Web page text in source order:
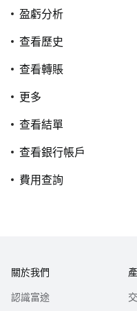
盈虧分析
查看歷史
查看轉賬
更多
查看結單
查看銀行帳戶
費用查詢
關於我們
認識富途